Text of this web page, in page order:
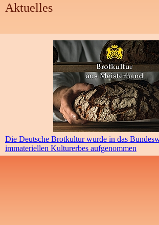
Aktuelles
Die Deutsche Brotkultur wurde in das
immateriellen Kulturerbes aufgenommen